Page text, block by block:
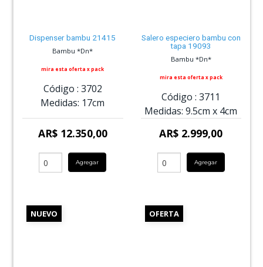
Dispenser bambu 21415
Bambu *Dn*
mira esta oferta x pack
Código : 3702
Medidas: 17cm
AR$ 12.350,00
Agregar
Salero especiero bambu con
tapa 19093
Bambu *Dn*
mira esta oferta x pack
Código : 3711
Medidas: 9.5cm x 4cm
AR$ 2.999,00
Agregar
NUEVO OFERTA